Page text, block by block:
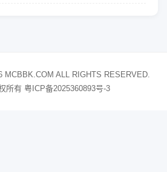
MCBBK.COM ALL RIGHTS RESERVED.
所有 粤ICP备2025360893号-3